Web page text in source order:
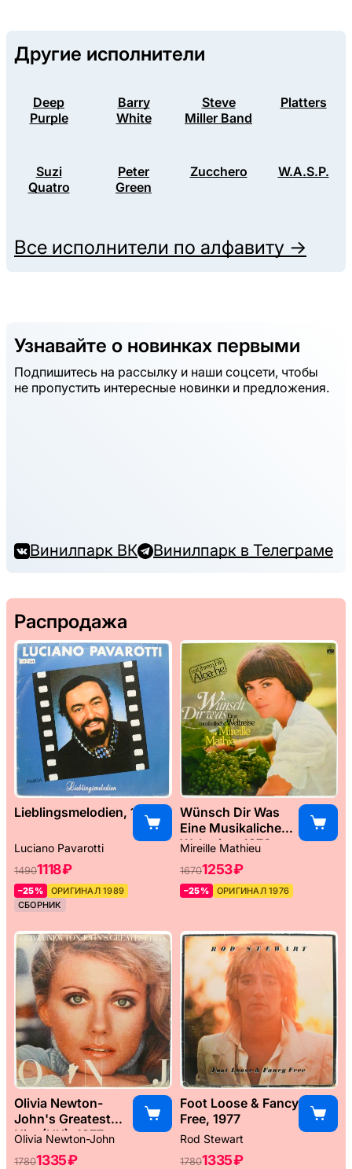
Другие исполнители
Deep
Purple
Barry
White
Steve
Miller Band
Platters
Suzi
Quatro
Peter
Green
Zucchero W.A.S.P.
Все исполнители по алфавиту →
Узнавайте о новинках первыми
Подпишитесь на рассылку и наши соцсети, чтобы
не пропустить интересные новинки и предложения.
Винилпарк ВК Винилпарк в Телеграме
Распродажа
Lieblingsmelodien, 1989
Luciano Pavarotti
14901118 ₽
–25%
ОРИГИНАЛ 1989
СБОРНИК
Wünsch Dir Was
Eine Musikaliche
Weltreise, 1976
Mireille Mathieu
16701253 ₽
–25% ОРИГИНАЛ 1976
Olivia Newton-
John's Greatest
Hits (UK), 1977
Olivia Newton-John
17801335 ₽
Foot Loose & Fancy
Free, 1977
Rod Stewart
17801335 ₽